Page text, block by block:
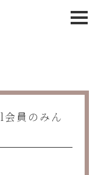
員のみん